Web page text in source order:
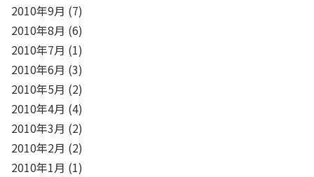
2010年9月 (7)
2010年8月 (6)
2010年7月 (1)
2010年6月 (3)
2010年5月 (2)
2010年4月 (4)
2010年3月 (2)
2010年2月 (2)
2010年1月 (1)